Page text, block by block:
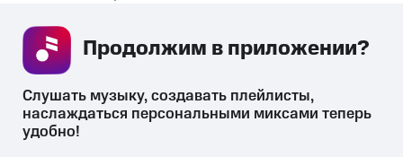
СКАЧАТЬ ПРИЛОЖЕНИЕ
Слушать музыку, создавать плейлисты,
наслаждаться персональными миксами теперь
удобно!